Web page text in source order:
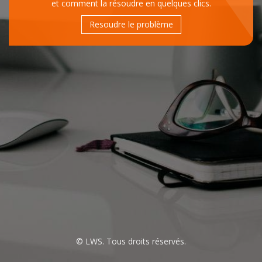
et comment la résoudre en quelques clics.
Resoudre le problème
© LWS. Tous droits réservés.